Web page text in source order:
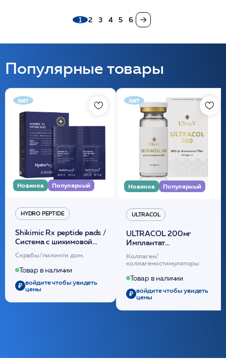
1 2 3 4 5 6
Популярные товары
хит
Новинка Популярный
HYDRO PEPTIDE
Shikimic Rx peptide pads /
Cистема с шикимовой
кислотой обновляющая
(30шт) /HP
Скрабы/пилинги дом.
Товар в наличии
войдите чтобы увидеть
цены
хит
Новинка Популярный
ULTRACOL
ULTRACOL 200мг
Имплантат
внутридермальный,
стерильный на основе
полидиоксанона
/ULTRACOL
Коллаген/
коллагеностимуляторы
Товар в наличии
войдите чтобы увидеть
цены